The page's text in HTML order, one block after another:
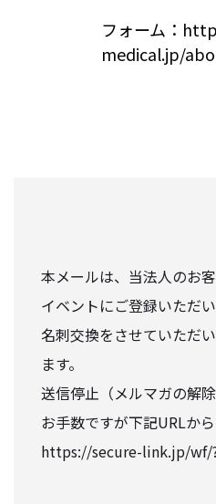
フォーム：
medical.jp/
本メールは、当法人のお
イベントにご登録いただ
名刺交換をさせていただ
ます。
送信停止（メルマガの解
お手数ですが下記URLか
https://secure-link.jp/wf/